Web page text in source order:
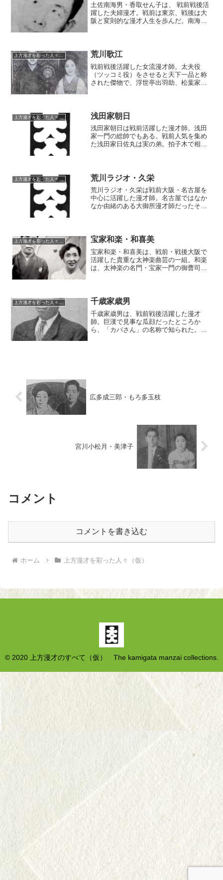
土佐南海男・香取せん子は、 戦前戦後活
躍した夫婦漫才。戦前は東京、戦後は大
阪と変則的な漫才人生を歩んだ。南海男
作った隠れた功労者でもある。
上方漫才を彩った人々（仮） 荒川歌江
戦前戦後活躍した女流漫才師。太夫役
（ツッコミ役）をさせると天下一品と称
された傑物で、浮世亭出羽助、松葉家
上方漫才を彩った人々（仮） 浅田家朝日
浅田家朝日は戦前活躍した漫才師。浅田
家一門の総帥でもある。戦前人気を集め
た浅田家日佐丸は実の弟。拍子木で相方
れよう。弟子の中からは浅田家寿郎、孫
弟子には吾妻ひな子や平和ラッパが出
た。
上方漫才を彩った人々（仮） 荒川ラジオ・久栄
荒川ラジオ・久栄は戦前大阪・名古屋を
中心に活躍した漫才師。名古屋ではなか
なか由緒のある大御所漫才師だったそう
夜子がはんじけんじの母親）。
上方漫才を彩った人々（仮） 宝家和楽・和喜美
宝家和楽・和喜美は、戦前・戦後大阪で
活躍した貴重な太神楽曲芸の一組。和楽
は、太神楽の名門・宝家一門の御曹司。
漫才師たちとの交友が深かったことを踏
まえ、掲載する事にした。
上方漫才を彩った人々（仮） 千歳家歳男
千歳家歳男は、戦前戦後活躍した漫才
師。巨漢で見事な瓜顔だったところか
ら、「カバさん」の名称で知られた。長
広多成三郎・もろ多玉枝
宮川小松月・美津子
コメント
コメントを書き込む
ホーム 上方漫才を彩った人々（仮）
© 2020 上方漫才のすべて（仮） The kamigata manzai collections.